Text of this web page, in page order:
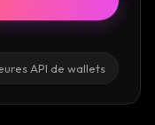
API de wallets